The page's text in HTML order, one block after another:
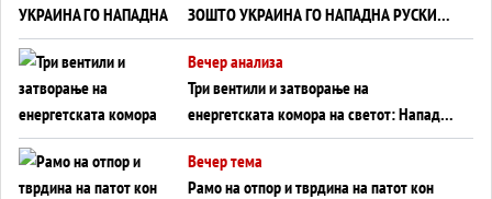
ЗОШТО УКРАИНА ГО НАПАДНА РУСКИОТ
WILDBERRIES
Вечер анализа
Три вентили и затворање на
енергетската комора на светот: Нападот
во Суец најавува глобален енергетски
инфаркт?
Вечер тема
Рамо на отпор и тврдина на патот кон